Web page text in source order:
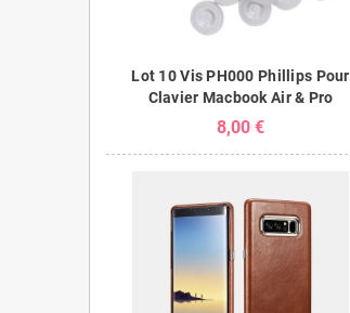
Lot 10 Vis PH000 Phillips Pour
Clavier Macbook Air & Pro
8,00 €